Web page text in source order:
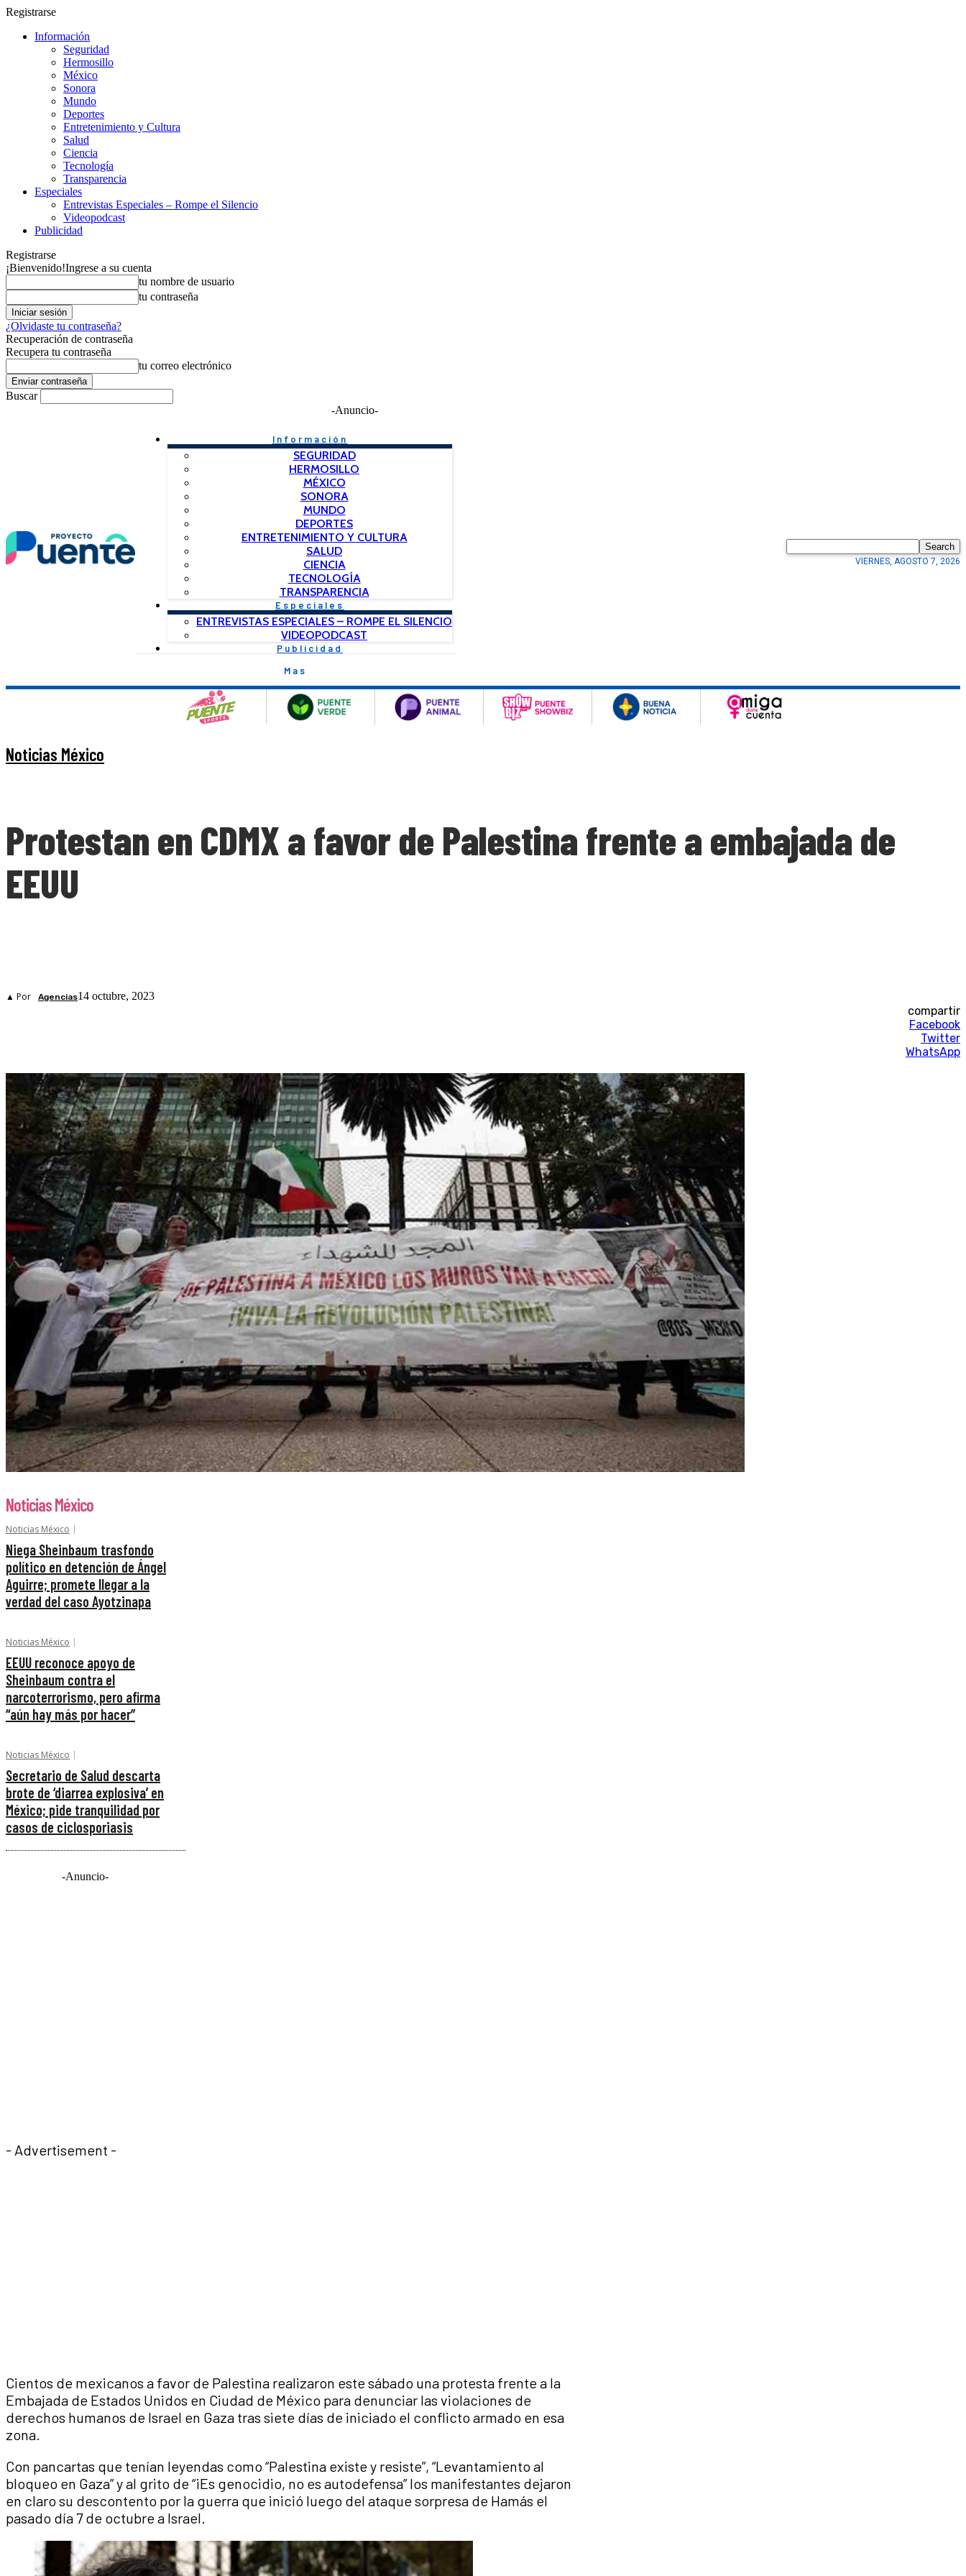
Registrarse
Información
Seguridad
Hermosillo
México
Sonora
Mundo
Deportes
Entretenimiento y Cultura
Salud
Ciencia
Tecnología
Transparencia
Especiales
Entrevistas Especiales – Rompe el Silencio
Videopodcast
Publicidad
Registrarse
¡Bienvenido!Ingrese a su cuenta
tu nombre de usuario
tu contraseña
¿Olvidaste tu contraseña?
Recuperación de contraseña
Recupera tu contraseña
tu correo electrónico
Buscar
-Anuncio-
Información
SEGURIDAD
HERMOSILLO
MÉXICO
SONORA
MUNDO
DEPORTES
ENTRETENIMIENTO Y CULTURA
SALUD
CIENCIA
TECNOLOGÍA
TRANSPARENCIA
Especiales
ENTREVISTAS ESPECIALES – ROMPE EL SILENCIO
VIDEOPODCAST
Publicidad
Mas
Search
VIERNES, AGOSTO 7, 2026
Noticias México
Protestan en CDMX a favor de Palestina frente a embajada de
EEUU
▲ Por Agencias14 octubre, 2023
compartir
Facebook
Twitter
WhatsApp
Noticias México
Noticias México
Niega Sheinbaum trasfondo
político en detención de Ángel
Aguirre; promete llegar a la
verdad del caso Ayotzinapa
Noticias México
EEUU reconoce apoyo de
Sheinbaum contra el
narcoterrorismo, pero afirma
“aún hay más por hacer”
Noticias México
Secretario de Salud descarta
brote de ‘diarrea explosiva’ en
México; pide tranquilidad por
casos de ciclosporiasis
-Anuncio-
- Advertisement -
Cientos de mexicanos a favor de Palestina realizaron este sábado una protesta frente a la
Embajada de Estados Unidos en Ciudad de México para denunciar las violaciones de
derechos humanos de Israel en Gaza tras siete días de iniciado el conflicto armado en esa
zona.
Con pancartas que tenían leyendas como “Palestina existe y resiste”, “Levantamiento al
bloqueo en Gaza” y al grito de “¡Es genocidio, no es autodefensa” los manifestantes dejaron
en claro su descontento por la guerra que inició luego del ataque sorpresa de Hamás el
pasado día 7 de octubre a Israel.